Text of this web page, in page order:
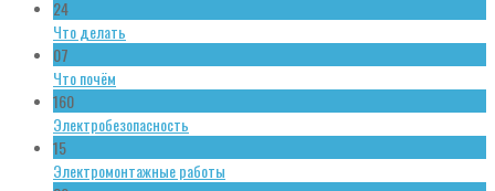
24
Что делать
07
Что почём
160
Электробезопасность
15
Электромонтажные работы